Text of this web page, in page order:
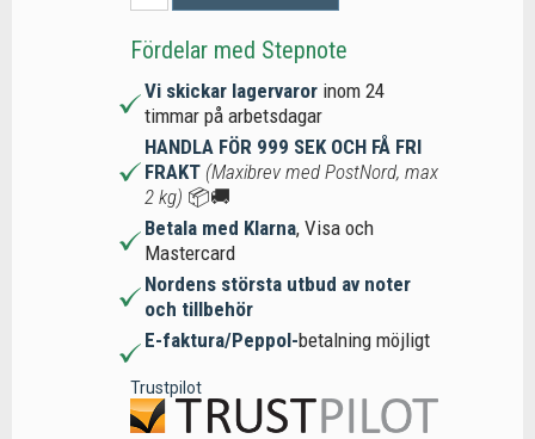
Fördelar med Stepnote
Vi skickar lagervaror inom 24
timmar på arbetsdagar
HANDLA FÖR 999 SEK OCH FÅ FRI
FRAKT (Maxibrev med PostNord, max
2 kg) 📦🚚
Betala med Klarna, Visa och
Mastercard
Nordens största utbud av noter
och tillbehör
E-faktura/Peppol-betalning möjligt
Trustpilot